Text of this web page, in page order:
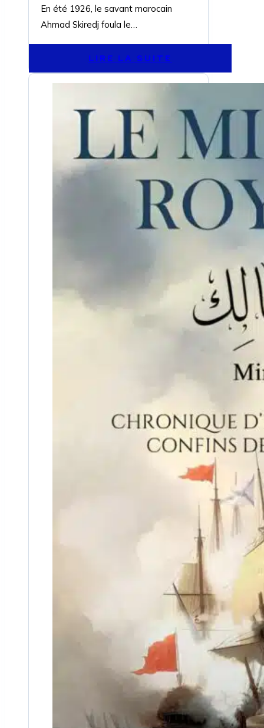
En été 1926, le savant marocain
Ahmad Skiredj foula le…
LIRE LA SUITE